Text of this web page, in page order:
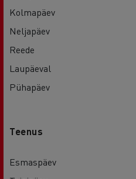
Kolmapäev
Neljapäev
Reede
Laupäeval
Pühapäev
Teenus
Esmaspäev